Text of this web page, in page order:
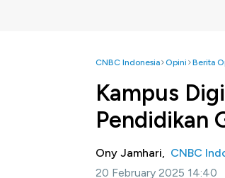
CNBC Indonesia Opini Berita
Kampus
Pendidikan
Ony Jamhari, CNBC
20 February 2025 14:40